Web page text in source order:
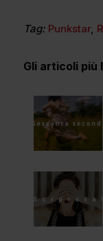
Tag: Punkstar,
Gli articoli più